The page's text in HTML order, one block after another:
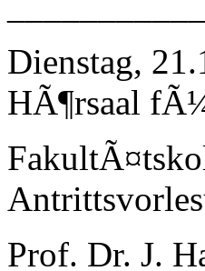
Dienstag,
HÃ¶rsaal
Prof. Dr. J.